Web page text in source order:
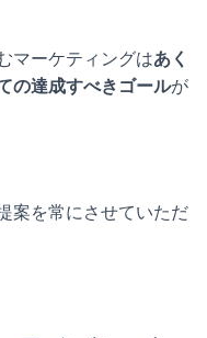
マーケティングはあく
の達成すべきゴールが
案を常にさせていただ